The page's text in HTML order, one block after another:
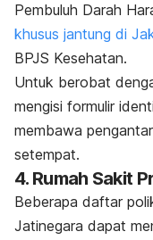
Pembuluh Darah
khusus jantung di
BPJS Kesehatan.
Untuk berobat
mengisi formulir
membawa
setempat.
4. Rumah Sakit
Beberapa daftar
Jatinegara dapat